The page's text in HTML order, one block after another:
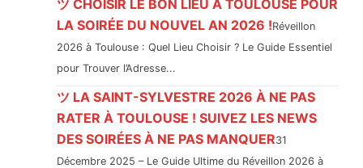
ツ CHOISIR LE BON LIEU À TOULOUSE POUR
LA SOIRÉE DU NOUVEL AN 2026 !Réveillon
2026 à Toulouse : Quel Lieu Choisir ? Le Guide Essentiel
pour Trouver l’Adresse...
ツ LA SAINT-SYLVESTRE 2026 À NE PAS
RATER À TOULOUSE ! SUIVEZ LES NEWS
DES SOIRÉES À NE PAS MANQUER31
Décembre 2025 – Le Guide Ultime du Réveillon 2026 à